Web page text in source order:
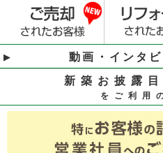
動画・インタ
新築お披露
をご利用